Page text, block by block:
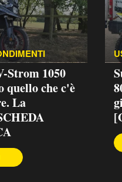
Strom 1050
quello che c'è
La